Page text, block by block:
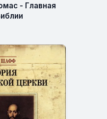
- Главная